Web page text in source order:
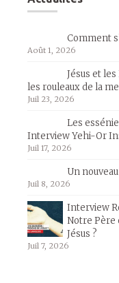
Comment
Août 1, 2026
Jésus et
les rouleaux de la
Juil 23, 2026
Les
Interview Yehi-Or
Juil 17, 2026
Un
Juil 8, 2026
Interview
Notre Père
Jésus ?
Juil 7, 2026